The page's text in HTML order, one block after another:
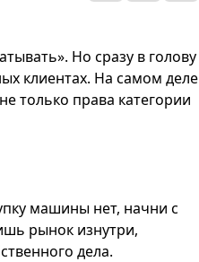
Но сразу в голову
клиентах. На самом деле
только права категории
машины нет, начни с
рынок изнутри,
дела.